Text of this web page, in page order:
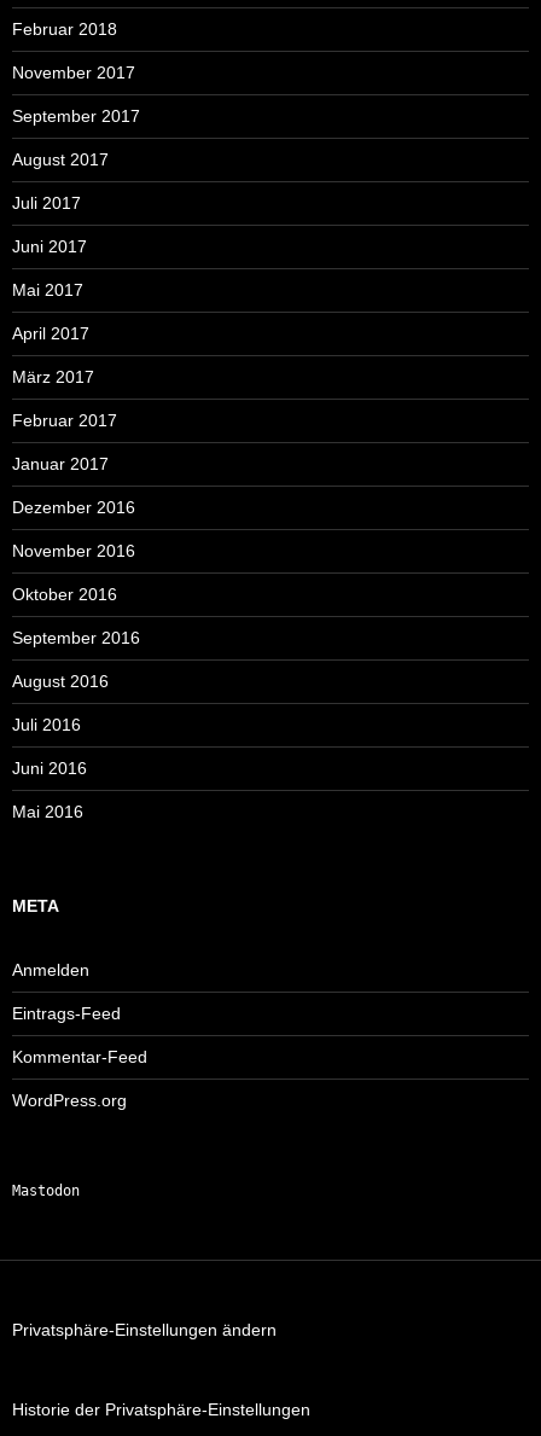
Februar 2018
November 2017
September 2017
August 2017
Juli 2017
Juni 2017
Mai 2017
April 2017
März 2017
Februar 2017
Januar 2017
Dezember 2016
November 2016
Oktober 2016
September 2016
August 2016
Juli 2016
Juni 2016
Mai 2016
META
Anmelden
Eintrags-Feed
Kommentar-Feed
WordPress.org
Mastodon
Privatsphäre-Einstellungen ändern
Historie der Privatsphäre-Einstellungen